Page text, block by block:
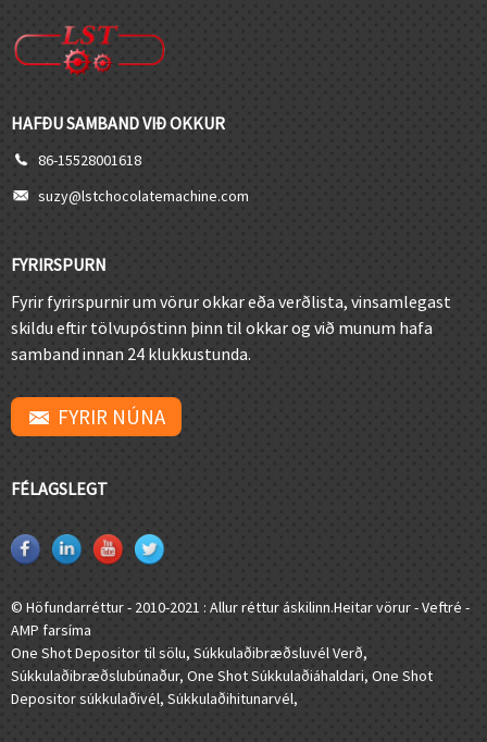
HAFÐU SAMBAND VIÐ OKKUR
86-15528001618
suzy@lstchocolatemachine.com
FYRIRSPURN
Fyrir fyrirspurnir um vörur okkar eða verðlista, vinsamlegast
skildu eftir tölvupóstinn þinn til okkar og við munum hafa
samband innan 24 klukkustunda.
FYRIR NÚNA
FÉLAGSLEGT
© Höfundarréttur - 2010-2021 : Allur réttur áskilinn.Heitar vörur-Veftré -
AMP farsíma
One Shot Depositor til sölu, Súkkulaðibræðsluvél Verð,
Súkkulaðibræðslubúnaður, One Shot Súkkulaðiáhaldari, One Shot
Depositor súkkulaðivél, Súkkulaðihitunarvél,